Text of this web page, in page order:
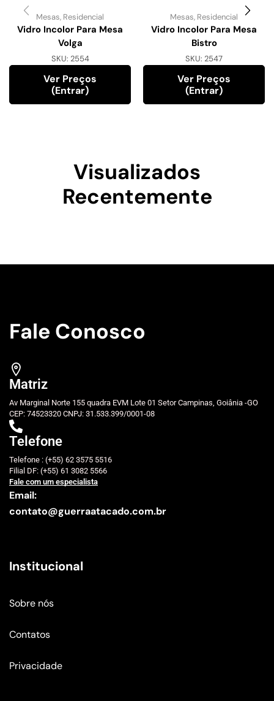
Mesas, Residencial
Vidro Incolor Para Mesa
Volga
SKU: 2554
Ver Preços
(entrar)
Mesas, Residencial
Vidro Incolor Para Mesa
Bistro
SKU: 2547
Ver Preços
(entrar)
Visualizados
Recentemente
Fale Conosco
Matriz
Av Marginal Norte 155 quadra EVM Lote 01 Setor Campinas, Goiânia -GO
CEP: 74523320 CNPJ: 31.533.399/0001-08
Telefone
Telefone : (+55) 62 3575 5516
Filial DF: (+55) 61 3082 5566
Fale com um especialista
Email:
contato@guerraatacado.com.br
Institucional
Sobre nós
Contatos
Privacidade